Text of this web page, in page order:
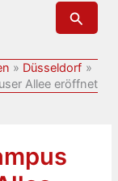
Suchen
Düsseldorf
Allee eröffnet